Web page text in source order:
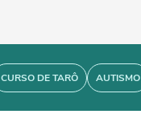
CURSO DE TARÔ AUTISMO